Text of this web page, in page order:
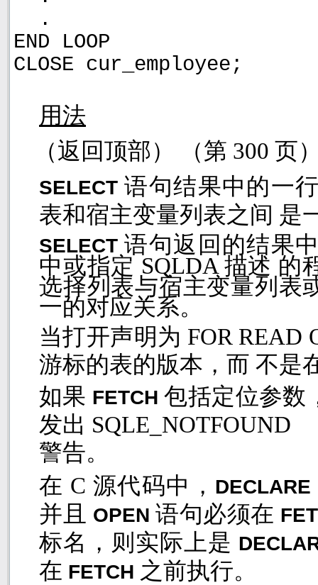
.
END LOOP
CLOSE cur_employee;
用法
（返回顶部） （第 300页
SELECT语句结果中的一
表和宿主变量列表之间 是
SELECT语句返回的结果
中或指定 SQLDA 描述 的
选择列表与宿主变量列表
一的对应关系。
当打开声明为 FOR READ
游标的表的版本，而 不是
如果 FETCH包括定位参数
发出 SQLE_NOTFOUND
警告。
在 C 源代码中，
并且 OPEN 语句必须在
标名，则实际上是
在 FETCH 之前执行。